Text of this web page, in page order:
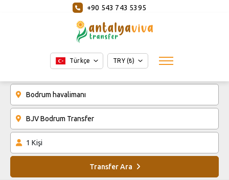
+90 543 743 5395
Türkçe TRY (₺)
1 Kişi
Transfer Ara